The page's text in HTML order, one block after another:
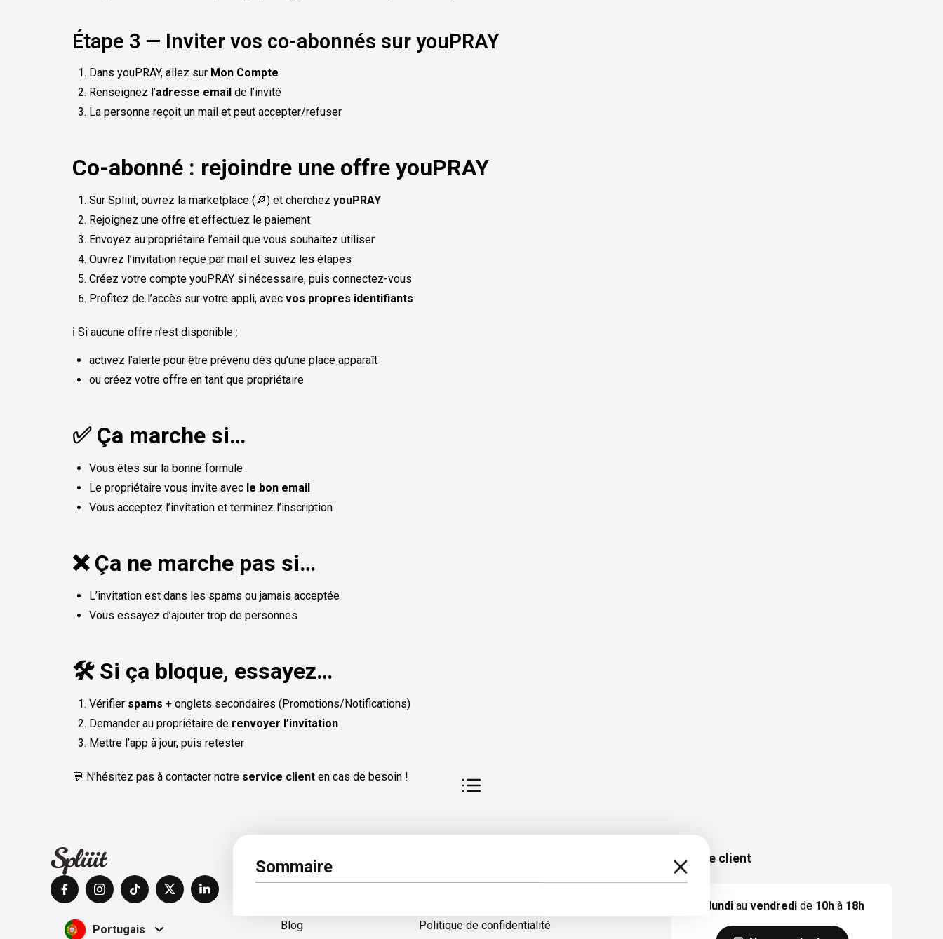
Étape 3 — Inviter vos co-abonnés sur youPRAY
Dans youPRAY, allez sur Mon Compte
Renseignez l’adresse email de l’invité
La personne reçoit un mail et peut accepter/refuser
Co-abonné : rejoindre une offre youPRAY
Sur Spliiit, ouvrez la marketplace (🔎) et cherchez youPRAY
Rejoignez une offre et effectuez le paiement
Envoyez au propriétaire l’email que vous souhaitez utiliser
Ouvrez l’invitation reçue par mail et suivez les étapes
Créez votre compte youPRAY si nécessaire, puis connectez-vous
Profitez de l’accès sur votre appli, avec vos propres identifiants
ℹ️ Si aucune offre n’est disponible :
activez l’alerte pour être prévenu dès qu’une place apparaît
ou créez votre offre en tant que propriétaire
✅ Ça marche si…
Vous êtes sur la bonne formule
Le propriétaire vous invite avec le bon email
Vous acceptez l’invitation et terminez l’inscription
❌ Ça ne marche pas si…
L’invitation est dans les spams ou jamais acceptée
Vous essayez d’ajouter trop de personnes
🛠️ Si ça bloque, essayez…
Vérifier spams + onglets secondaires (Promotions/Notifications)
Demander au propriétaire de renvoyer l’invitation
Mettre l’app à jour, puis retester
💬 N’hésitez pas à contacter notre service client en cas de besoin !
Sommaire
Portugais
À propos
Blog
Politique de confidentialité
Service client
lundi au vendredi de 10h à 18h